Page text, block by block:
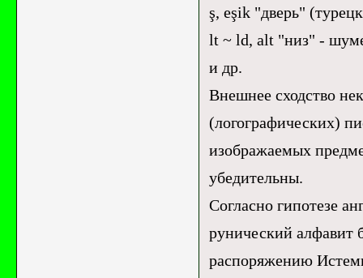
ş, eşik "дверь"
lt ~ ld, alt "низ" -
и др.
Внешнее сходство
(логографических)
изображаемых
убедительны.
Согласно гипотезе
рунический алфавит
распоряжению